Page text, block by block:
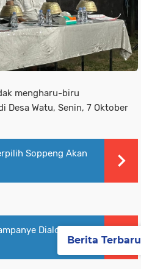
mengharu-biru
Desa Watu, Senin, 7 Oktober
Soppeng Akan
Dialogis
Berita Terbaru